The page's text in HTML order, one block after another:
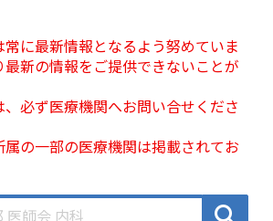
に最新情報となるよう努めていま
新の情報をご提供できないことが
必ず医療機関へお問い合せくださ
の一部の医療機関は掲載されてお